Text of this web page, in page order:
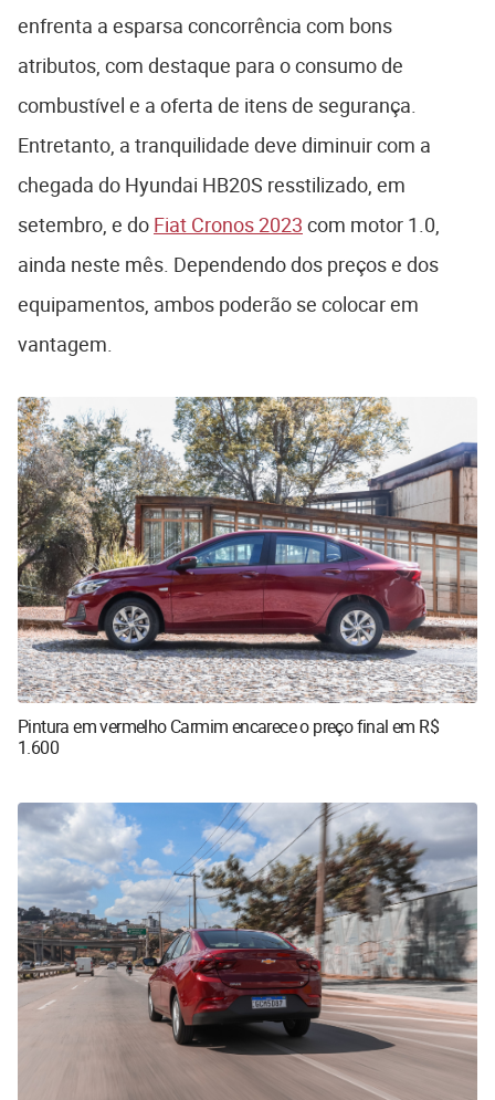
enfrenta a esparsa concorrência com bons
atributos, com destaque para o consumo de
combustível e a oferta de itens de segurança.
Entretanto, a tranquilidade deve diminuir com a
chegada do Hyundai HB20S resstilizado, em
setembro, e do Fiat Cronos 2023 com motor 1.0,
ainda neste mês. Dependendo dos preços e dos
equipamentos, ambos poderão se colocar em
vantagem.
Pintura em vermelho Carmim encarece o preço final em R$
1.600